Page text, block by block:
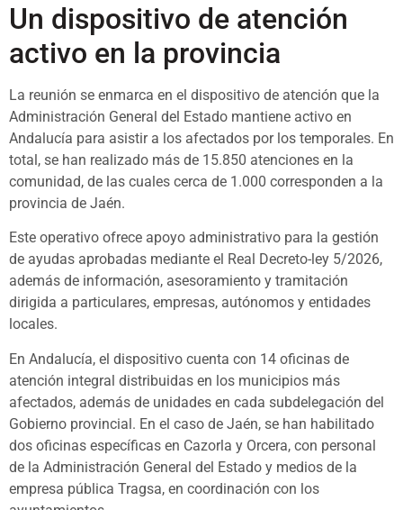
Un dispositivo de atención
activo en la provincia
La reunión se enmarca en el dispositivo de atención que la
Administración General del Estado mantiene activo en
Andalucía para asistir a los afectados por los temporales. En
total, se han realizado más de 15.850 atenciones en la
comunidad, de las cuales cerca de 1.000 corresponden a la
provincia de Jaén.
Este operativo ofrece apoyo administrativo para la gestión
de ayudas aprobadas mediante el Real Decreto-ley 5/2026,
además de información, asesoramiento y tramitación
dirigida a particulares, empresas, autónomos y entidades
locales.
En Andalucía, el dispositivo cuenta con 14 oficinas de
atención integral distribuidas en los municipios más
afectados, además de unidades en cada subdelegación del
Gobierno provincial. En el caso de Jaén, se han habilitado
dos oficinas específicas en Cazorla y Orcera, con personal
de la Administración General del Estado y medios de la
empresa pública Tragsa, en coordinación con los